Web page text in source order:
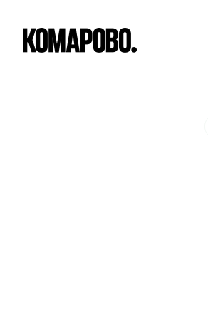
Студия48.6 м 2 10 570 000 руб.
10 040 000 руб.